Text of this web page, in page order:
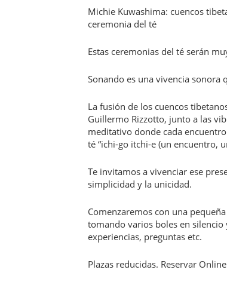
Michie Kuwashima: cuencos
ceremonia del té
Estas ceremonias del té serán
Sonando es una vivencia sonora
La fusión de los cuencos
Guillermo Rizzotto, junto a las
meditativo donde cada
té “ichi-go itchi-e (un encuentro,
Te invitamos a vivenciar ese
simplicidad y la unicidad.
Comenzaremos con una
tomando varios boles en
experiencias, preguntas etc.
Plazas reducidas. Reservar